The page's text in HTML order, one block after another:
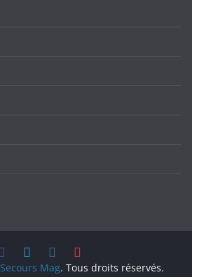
Secours Mag. Tous droits réservés.